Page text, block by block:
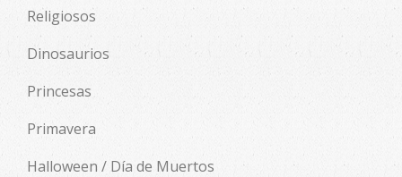
Religiosos
Dinosaurios
Princesas
Primavera
Halloween / Día de Muertos